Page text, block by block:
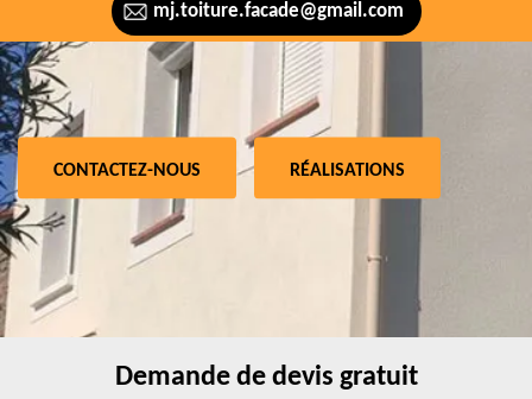
mj.toiture.facade@gmail.com
CONTACTEZ-NOUS RÉALISATIONS
Demande de devis gratuit